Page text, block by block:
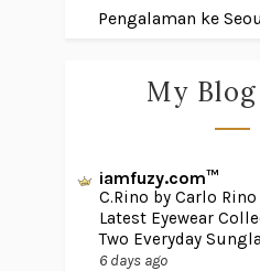
Pengalaman ke
My
iamfuzy.com™
C.Rino by Carlo
Latest Eyewear
Two Everyday
6 days ago